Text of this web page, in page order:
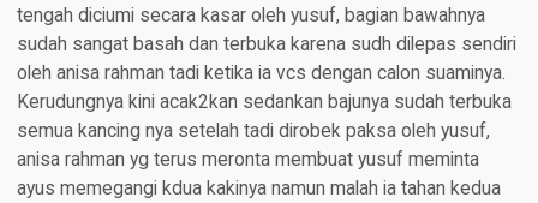
tengah diciumi secara kasar oleh yusuf, bagian bawahnya
sudah sangat basah dan terbuka karena sudh dilepas sendiri
oleh anisa rahman tadi ketika ia vcs dengan calon suaminya.
Kerudungnya kini acak2kan sedankan bajunya sudah terbuka
semua kancing nya setelah tadi dirobek paksa oleh yusuf,
anisa rahman yg terus meronta membuat yusuf meminta
ayus memegangi kdua kakinya namun malah ia tahan kedua